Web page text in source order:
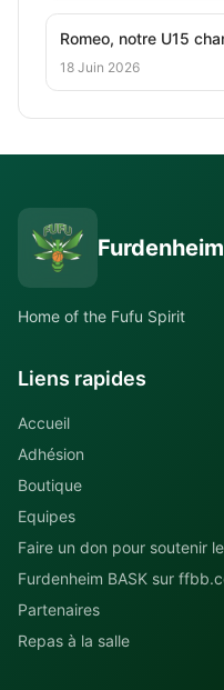
Romeo, notre U15
18 Juin 2026
Home of the Fufu Spirit
Liens rapides
Accueil
Adhésion
Boutique
Equipes
Faire un don pour soutenir
Furdenheim BASK sur
Partenaires
Repas à la salle